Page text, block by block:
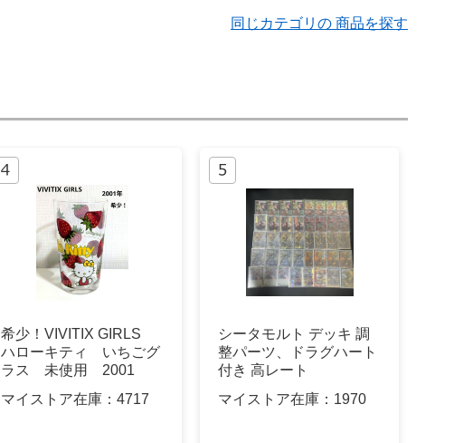
同じカテゴリの 商品を探す
希少！VIVITIX GIRLS
ハローキティ いちごグ
ラス 未使用 2001
マイストア在庫： 4717
シータモルト デッキ 調
整パーツ、ドラグハート
付き 高レート
マイストア在庫： 1970